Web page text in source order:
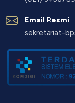
Email Resmi
sekretariat-